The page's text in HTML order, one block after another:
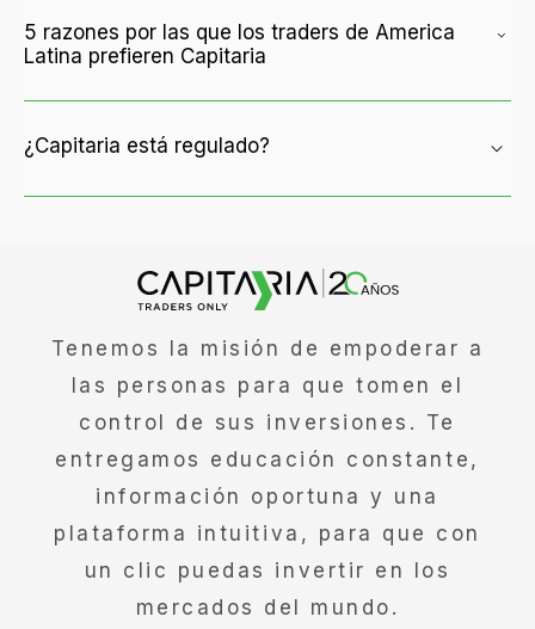
5 razones por las que los traders de America
Latina prefieren Capitaria
¿Capitaria está regulado?
Tenemos la misión de empoderar a
las personas para que tomen el
control de sus inversiones. Te
entregamos educación constante,
información oportuna y una
plataforma intuitiva, para que con
un clic puedas invertir en los
mercados del mundo.